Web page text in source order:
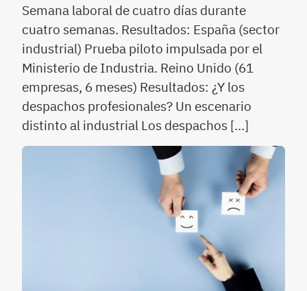
Semana laboral de cuatro días durante
cuatro semanas. Resultados: España (sector
industrial) Prueba piloto impulsada por el
Ministerio de Industria. Reino Unido (61
empresas, 6 meses) Resultados: ¿Y los
despachos profesionales? Un escenario
distinto al industrial Los despachos […]